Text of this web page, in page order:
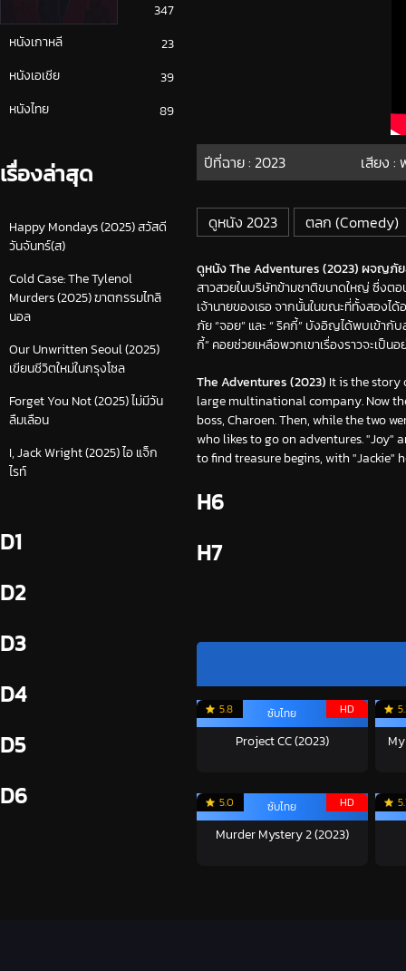
347
หนังเกาหลี
23
หนังเอเชีย
39
หนังไทย
89
เรื่องล่าสุด
Happy Mondays (2025) สวัสดี
วันจันทร์(ส)
Cold Case: The Tylenol
Murders (2025) ฆาตกรรมไทลิ
นอล
Our Unwritten Seoul (2025)
เขียนชีวิตใหม่ในกรุงโซล
Forget You Not (2025) ไม่มีวัน
ลืมเลือน
I, Jack Wright (2025) ไอ แจ็ก
ไรท์
D1
D2
D3
D4
D5
D6
ปีที่ฉาย : 2023 เสียง :
ดูหนัง 2023 ตลก (Comedy)
ดูหนัง The Adventures (2023) ผจญภัย
สาวสวยในบริษัทข้ามชาติขนาดใหญ่ ซึ่งตอ
เจ้านายของเธอ จากนั้นในขณะที่ทั้งสอง
ภัย “จอย” และ “ ริคกี้” บังอิญได้พบเข้า
กี้” คอยช่วยเหลือพวกเขาเรื่องราวจะเป็
The Adventures (2023) It is the story
large multinational company. Now
boss, Charoen. Then, while the two
who likes to go on adventures. "Joy"
to find treasure begins, with "Jackie"
H6
H7
5.8 HD
ซับไทย
Project CC (2023)
5.0 HD
ซับไทย
Murder Mystery 2 (2023)